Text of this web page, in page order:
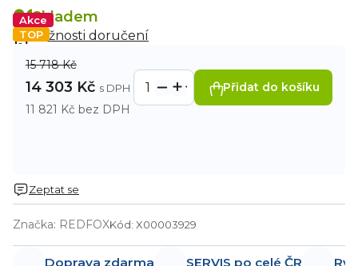
Akce
TOP
Značka: REDFOXKód: X00003929
Skladem
Možnosti doručení
15 718 Kč
14 303 Kč
11 821 Kč bez DPH
Přidat do košíku
Zeptat se
Doprava zdarma SERVIS po celé ČR